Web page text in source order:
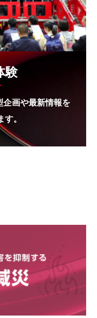
「防災マップ
マこども食堂＋
が「知らな
世代防災担い手
「酷暑期避難
験
企画や最新情報を
。